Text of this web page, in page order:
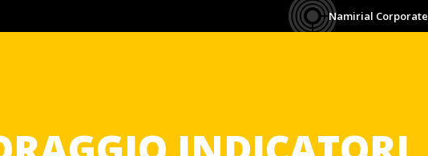
Namirial Corporate